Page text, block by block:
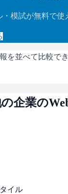
模試が無料で使
を並べて比較で
企業の
イル